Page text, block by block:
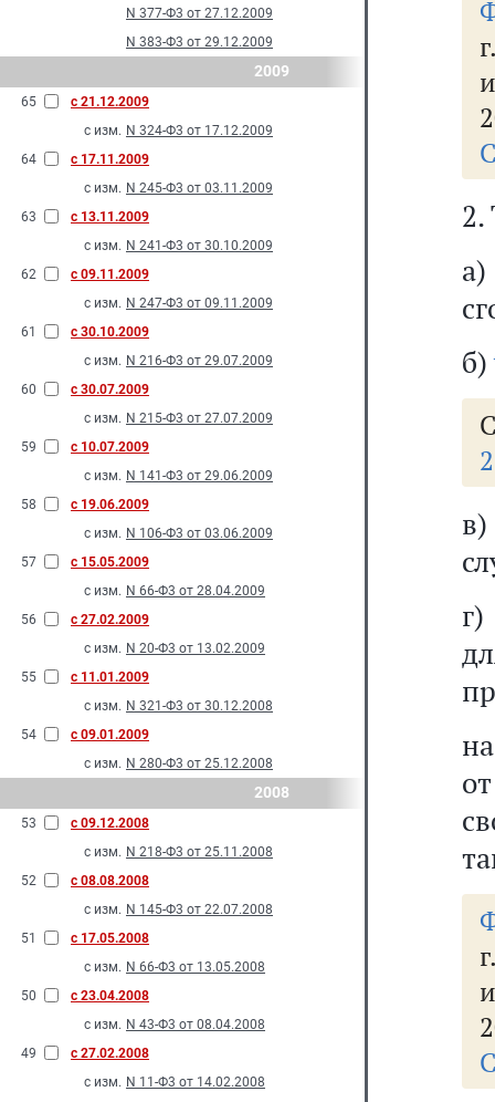
N 377-Ф3 от 27.12.2009
N 383-Ф3 от 29.12.2009
2009
65
с 21.12.2009
с изм. N 324-Ф3 от 17.12.2009
64
с 17.11.2009
с изм. N 245-Ф3 от 03.11.2009
63
с 13.11.2009
с изм. N 241-Ф3 от 30.10.2009
62
с 09.11.2009
с изм. N 247-Ф3 от 09.11.2009
61
с 30.10.2009
с изм. N 216-Ф3 от 29.07.2009
60
с 30.07.2009
с изм. N 215-Ф3 от 27.07.2009
59
с 10.07.2009
с изм. N 141-Ф3 от 29.06.2009
58
с 19.06.2009
с изм. N 106-Ф3 от 03.06.2009
57
с 15.05.2009
с изм. N 66-Ф3 от 28.04.2009
56
с 27.02.2009
с изм. N 20-Ф3 от 13.02.2009
55
с 11.01.2009
с изм. N 321-Ф3 от 30.12.2008
54
с 09.01.2009
с изм. N 280-Ф3 от 25.12.2008
2008
53
с 09.12.2008
с изм. N 218-Ф3 от 25.11.2008
52
с 08.08.2008
с изм. N 145-Ф3 от 22.07.2008
51
с 17.05.2008
с изм. N 66-Ф3 от 13.05.2008
50
с 23.04.2008
с изм. N 43-Ф3 от 08.04.2008
49
с 27.02.2008
с изм. N 11-Ф3 от 14.02.2008
2.
б)